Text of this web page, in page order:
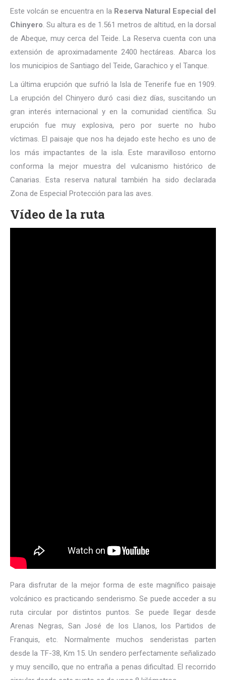
Este volcán se encuentra en laReserva Natural Especial del
Chinyero. Su altura es de 1.561 metros de altitud, en la dorsal
de Abeque, muy cerca del Teide. La Reserva cuenta con una
extensión de aproximadamente 2400 hectáreas. Abarca los
los municipios de Santiago del Teide, Garachico y el Tanque.
La última erupción que sufrió la Isla de Tenerife fue en 1909.
La erupción del Chinyero duró casi diez días, suscitando un
gran interés internacional y en la comunidad científica. Su
erupción fue muy explosiva, pero por suerte no hubo
víctimas. El paisaje que nos ha dejado este hecho es uno de
los más impactantes de la isla. Este maravilloso entorno
conforma la mejor muestra del vulcanismo histórico de
Canarias. Esta reserva natural también ha sido declarada
Zona de Especial Protección para las aves.
Vídeo de la ruta
Para disfrutar de la mejor forma de este magnífico paisaje
volcánico es practicando senderismo. Se puede acceder a su
ruta circular por distintos puntos. Se puede llegar desde
Arenas Negras, San José de los Llanos, los Partidos de
Franquis, etc. Normalmente muchos senderistas parten
desde la TF-38, Km 15. Un sendero perfectamente señalizado
y muy sencillo, que no entraña a penas dificultad. El recorrido